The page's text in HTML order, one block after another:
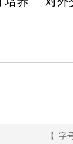
【 字